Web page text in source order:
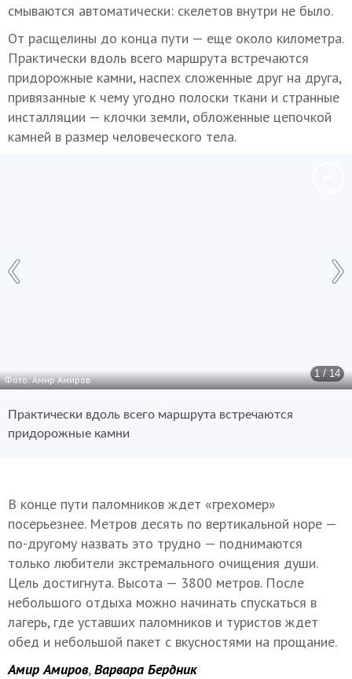
смываются автоматически: скелетов внутри не было.
От расщелины до конца пути — еще около километра.
Практически вдоль всего маршрута встречаются
придорожные камни, наспех сложенные друг на друга,
привязанные к чему угодно полоски ткани и странные
инсталляции — клочки земли, обложенные цепочкой
камней в размер человеческого тела.
1 / 14
Фото: Амир Амиров
Практически вдоль всего маршрута встречаются
придорожные камни
В конце пути паломников ждет «грехомер»
посерьезнее. Метров десять по вертикальной норе —
по-другому назвать это трудно — поднимаются
только любители экстремального очищения души.
Цель достигнута. Высота — 3800 метров. После
небольшого отдыха можно начинать спускаться в
лагерь, где уставших паломников и туристов ждет
обед и небольшой пакет с вкусностями на прощание.
Амир Амиров,Варвара Бердник